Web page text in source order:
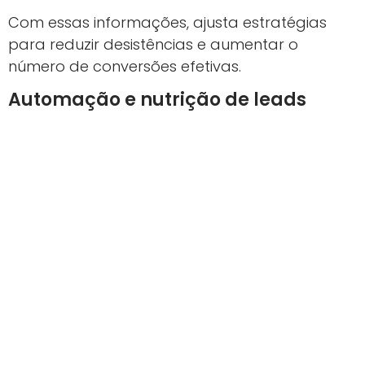
Com essas informações, ajusta estratégias
para reduzir desistências e aumentar o
número de conversões efetivas.
Automação e nutrição de leads